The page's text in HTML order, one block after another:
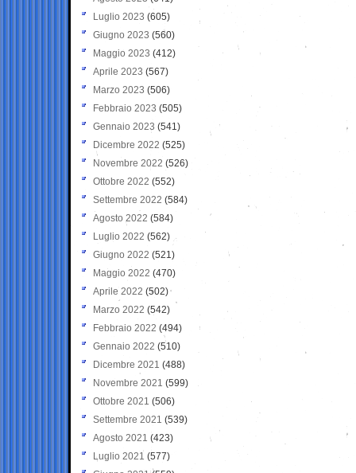
Luglio 2023 (605)
Giugno 2023 (560)
Maggio 2023 (412)
Aprile 2023 (567)
Marzo 2023 (506)
Febbraio 2023 (505)
Gennaio 2023 (541)
Dicembre 2022 (525)
Novembre 2022 (526)
Ottobre 2022 (552)
Settembre 2022 (584)
Agosto 2022 (584)
Luglio 2022 (562)
Giugno 2022 (521)
Maggio 2022 (470)
Aprile 2022 (502)
Marzo 2022 (542)
Febbraio 2022 (494)
Gennaio 2022 (510)
Dicembre 2021 (488)
Novembre 2021 (599)
Ottobre 2021 (506)
Settembre 2021 (539)
Agosto 2021 (423)
Luglio 2021 (577)